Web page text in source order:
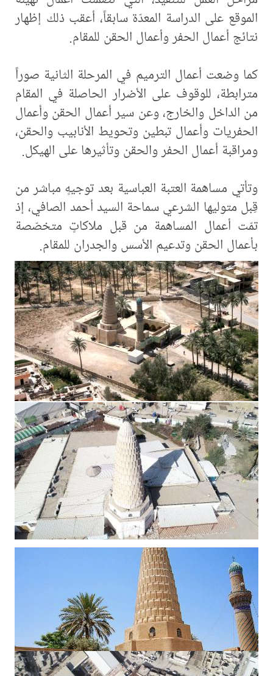
الموقع على الدراسة المعدّة سابقاً، أعقب ذلك إظهار
نتائج أعمال الحفر وأعمال الحقن للمقام.
كما وضعت أعمال الترميم في المرحلة الثانية صوراً
مترابطة، للوقوف على الأضرار الحاصلة في المقام
من الداخل والخارج، وعن سير أعمال الحقن وأعمال
الحفريات وأعمال تبطين وتحويط الأنابيب والحقن،
ومراقبة أعمال الحفر والحقن وتأثيرها على الهيكل.
وتأتي مساهمة العتبة العباسية بعد توجيهٍ مباشر من
قِبل متوليها الشرعي سماحة السيد أحمد الصافي، إذ
تمّت أعمال المساهمة من قبل ملاكاتٍ متخصّصة
بأعمال الحقن وتدعيم الأسس والجدران للمقام.